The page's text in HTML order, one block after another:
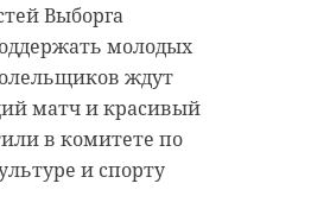
Выборга
молодых
ждут
матч и красивый
в комитете по
и спорту
маршрутов.
на
природном
низкопольные,
для пассажиров
подвижностью.
Среди
работы мастеров
Кингисеппского и
районов
области.